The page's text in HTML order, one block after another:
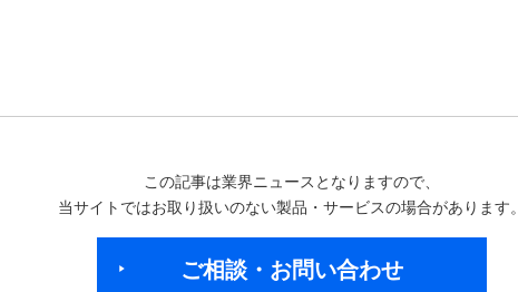
この記事は業界ニュースとなりますので、
当サイトではお取り扱いのない製品・サービスの場合があります。
ご相談・お問い合わせ